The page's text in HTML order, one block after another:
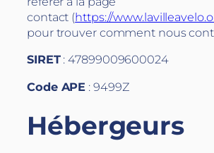
contact (https://
pour trouver comment nous
SIRET: 47899009600024
Code APE : 9499Z
Hébergeurs